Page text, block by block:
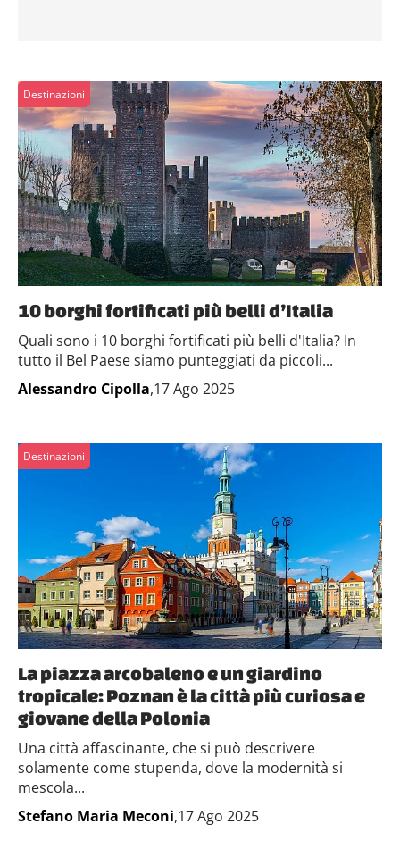
Destinazioni
10 borghi fortificati più belli d’Italia
Quali sono i 10 borghi fortificati più belli d'Italia? In
tutto il Bel Paese siamo punteggiati da piccoli...
Alessandro Cipolla,17 Ago 2025
Destinazioni
La piazza arcobaleno e un giardino
tropicale: Poznan è la città più curiosa e
giovane della Polonia
Una città affascinante, che si può descrivere
solamente come stupenda, dove la modernità si
mescola...
Stefano Maria Meconi,17 Ago 2025